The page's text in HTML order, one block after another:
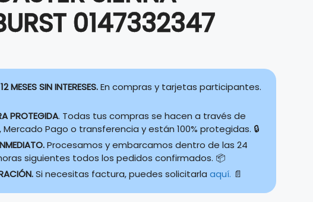
0147332347
MESES SIN INTERESES.En compras y tarjetas participantes.
PROTEGIDA. Todas tus compras se hacen a través de
Mercado Pago o transferencia y están 100% protegidas. 🔒
Procesamos y embarcamos dentro de las 24
siguientes todos los pedidos confirmados. 📦
Si necesitas factura, puedes solicitarla aquí. 📄